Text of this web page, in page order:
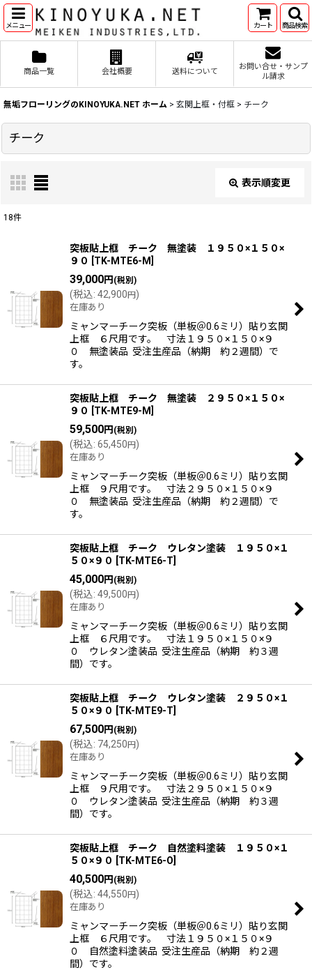
メニュー カート 商品検索
商品一覧 会社概要 送料について
お問い合せ・サンプ
ル請求
無垢フローリングのKINOYUKA.NET ホーム > 玄関上框・付框 > チーク
チーク
表示順変更
絞り込む
18件
突板貼上框 チーク 無塗装 １９５０×１５０×
９０
TK-MTE6-M
39,000円 (税別)
(税込: 42,900円)
在庫あり
ミャンマーチーク突板（単板＠0.6ミリ）貼り玄関
上框 ６尺用です。 寸法１９５０×１５０×９
０ 無塗装品 受注生産品（納期 約２週間）で
す。
突板貼上框 チーク 無塗装 ２９５０×１５０×
９０
TK-MTE9-M
59,500円 (税別)
(税込: 65,450円)
在庫あり
ミャンマーチーク突板（単板＠0.6ミリ）貼り玄関
上框 ９尺用です。 寸法２９５０×１５０×９
０ 無塗装品 受注生産品（納期 約２週間）で
す。
突板貼上框 チーク ウレタン塗装 １９５０×１
５０×９０
TK-MTE6-T
45,000円 (税別)
(税込: 49,500円)
在庫あり
ミャンマーチーク突板（単板＠0.6ミリ）貼り玄関
上框 ６尺用です。 寸法１９５０×１５０×９
０ ウレタン塗装品 受注生産品（納期 約３週
間）です。
突板貼上框 チーク ウレタン塗装 ２９５０×１
５０×９０
TK-MTE9-T
67,500円 (税別)
(税込: 74,250円)
在庫あり
ミャンマーチーク突板（単板＠0.6ミリ）貼り玄関
上框 ９尺用です。 寸法２９５０×１５０×９
０ ウレタン塗装品 受注生産品（納期 約３週
間）です。
突板貼上框 チーク 自然塗料塗装 １９５０×１
５０×９０
TK-MTE6-O
40,500円 (税別)
(税込: 44,550円)
在庫あり
ミャンマーチーク突板（単板＠0.6ミリ）貼り玄関
上框 ６尺用です。 寸法１９５０×１５０×９
０ 自然塗料塗装品 受注生産品（納期 約２週
間）です。